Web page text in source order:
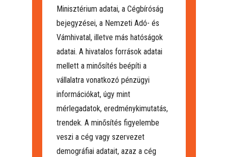
Minisztérium adatai, a Cégbíróság
bejegyzései, a Nemzeti Adó- és
Vámhivatal, illetve más hatóságok
adatai. A hivatalos források adatai
mellett a minősítés beépíti a
vállalatra vonatkozó pénzügyi
információkat, úgy mint
mérlegadatok, eredménykimutatás,
trendek. A minősítés figyelembe
veszi a cég vagy szervezet
demográfiai adatait, azaz a cég